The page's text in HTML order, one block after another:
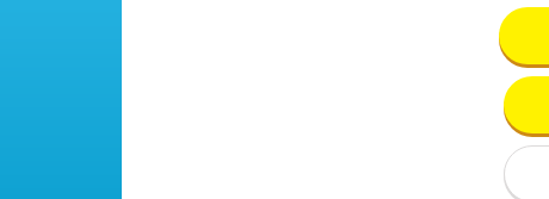
Vind hier dé perfecte vacature voor Commercieel